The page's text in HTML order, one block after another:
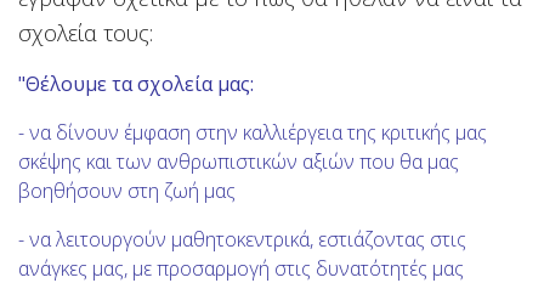
σχολεία τους:
"Θέλουμε τα σχολεία μας:
- να δίνουν έμφαση στην καλλιέργεια της κριτικής μας
σκέψης και των ανθρωπιστικών αξιών που θα μας
βοηθήσουν στη ζωή μας
- να λειτουργούν μαθητοκεντρικά, εστιάζοντας στις
ανάγκες μας, με προσαρμογή στις δυνατότητές μας